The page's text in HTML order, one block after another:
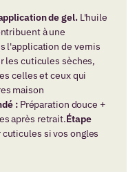
de gel.L'huile
à une
l'application de vernis
les cuticules sèches,
celles et ceux qui
maison
:Préparation douce +
après retrait.Étape
si vos ongles